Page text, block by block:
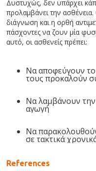
Δυστυχώς, δεν υπάρχει
προλαμβάνει την
διάγνωση και η ορθή
πάσχοντες να ζουν μία
αυτό, οι ασθενείς πρέπει:
Να αποφεύγουν
τους προκαλούν
Να λαμβάνουν
αγωγή
Να
σε τακτικά
References